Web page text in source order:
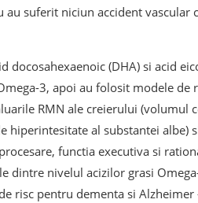
suferit niciun accident vascular
(DHA) si acid
3, apoi au folosit modele de
RMN ale creierului
al substantei albe)
functia executiva si
dintre nivelul acizilor grasi
risc pentru dementa si Alzheimer